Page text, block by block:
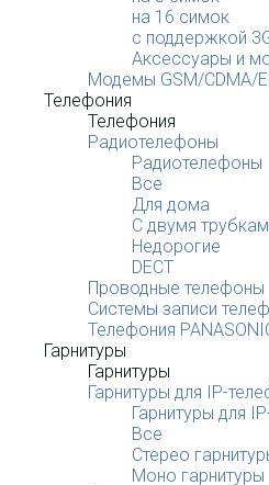
на 16 симок
с поддержкой
Аксессуары и
Модемы GSM/CDMA/
Телефония
Телефония
Радиотелефоны
Радиотелефоны
Все
Для дома
С двумя
Недорогие
DECT
Проводные телефоны
Системы записи
Телефония
Гарнитуры
Гарнитуры
Гарнитуры для IP-
Гарнитуры для
Все
Стерео
Моно гарнитуры